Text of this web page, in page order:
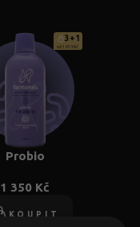
3+1
od 1 013 Kč
Probio
1 350 Kč
KOUPIT